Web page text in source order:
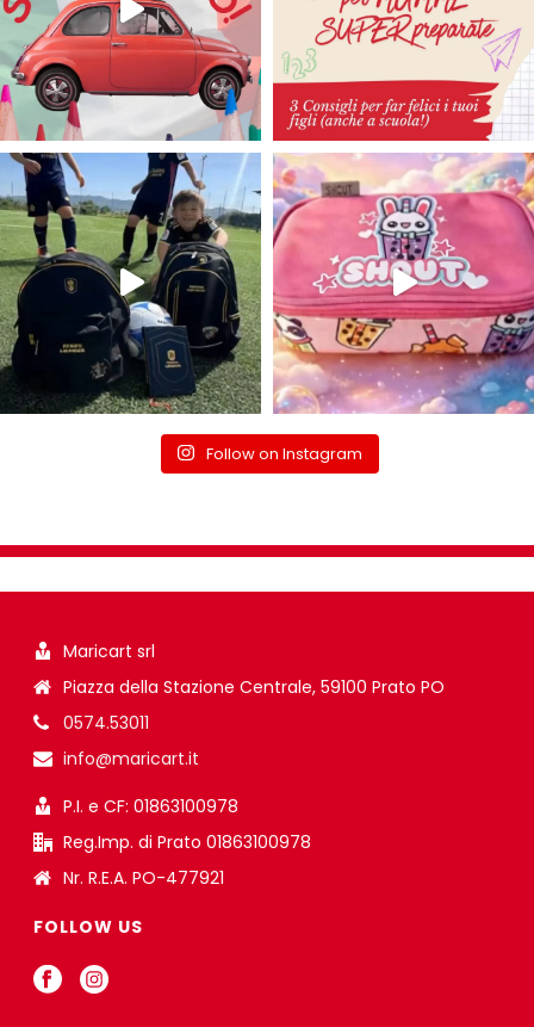
Follow on Instagram
Maricart srl
Piazza della Stazione Centrale, 59100 Prato PO
0574.53011
info@maricart.it
P.I. e CF: 01863100978
Reg.Imp. di Prato 01863100978
Nr. R.E.A. PO-477921
FOLLOW US